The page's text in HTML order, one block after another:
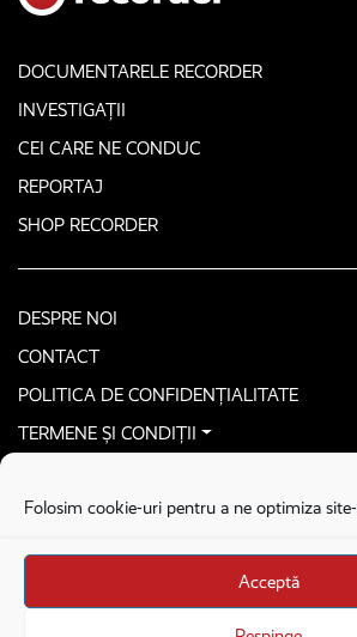
Folosim cookie-uri pentru a ne optimiza
Acceptă
DOCUMENTARELE RECORDER
INVESTIGAȚII
CEI CARE NE CONDUC
REPORTAJ
SHOP RECORDER
DESPRE NOI
CONTACT
POLITICA DE CONFIDENȚIALITATE
TERMENE ȘI CONDIȚII
Stega creative
Brandul Recorder e operat de Asociația Recorder